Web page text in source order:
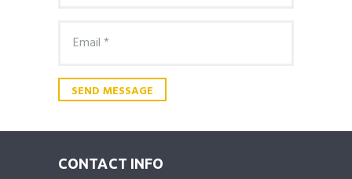
CONTACT INFO